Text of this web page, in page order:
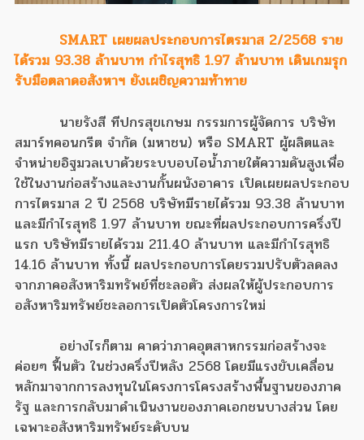
SMART เผยผลประกอบการไตรมาส 2/2568 ราย
ได้รวม 93.38 ล้านบาท กำไรสุทธิ 1.97 ล้านบาท เดินเกมรุก
รับมือตลาดอสังหาฯ ยังเผชิญความท้าทาย
นายรังสี ทีปกรสุขเกษม กรรมการผู้จัดการ บริษัท
สมาร์ทคอนกรีต จำกัด (มหาชน) หรือ SMART ผู้ผลิตและ
จำหน่ายอิฐมวลเบาด้วยระบบอบไอน้ำภายใต้ความดันสูงเพื่อ
ใช้ในงานก่อสร้างและงานกั้นผนังอาคาร เปิดเผยผลประกอบ
การไตรมาส 2 ปี 2568 บริษัทมีรายได้รวม 93.38 ล้านบาท
และมีกำไรสุทธิ 1.97 ล้านบาท ขณะที่ผลประกอบการครึ่งปี
แรก บริษัทมีรายได้รวม 211.40 ล้านบาท และมีกำไรสุทธิ
14.16 ล้านบาท ทั้งนี้ ผลประกอบการโดยรวมปรับตัวลดลง
จากภาคอสังหาริมทรัพย์ที่ชะลอตัว ส่งผลให้ผู้ประกอบการ
อสังหาริมทรัพย์ชะลอการเปิดตัวโครงการใหม่
อย่างไรก็ตาม คาดว่าภาคอุตสาหกรรมก่อสร้างจะ
ค่อยๆ ฟื้นตัว ในช่วงครึ่งปีหลัง 2568 โดยมีแรงขับเคลื่อน
หลักมาจากการลงทุนในโครงการโครงสร้างพื้นฐานของภาค
รัฐ และการกลับมาดำเนินงานของภาคเอกชนบางส่วน โดย
เฉพาะอสังหาริมทรัพย์ระดับบน